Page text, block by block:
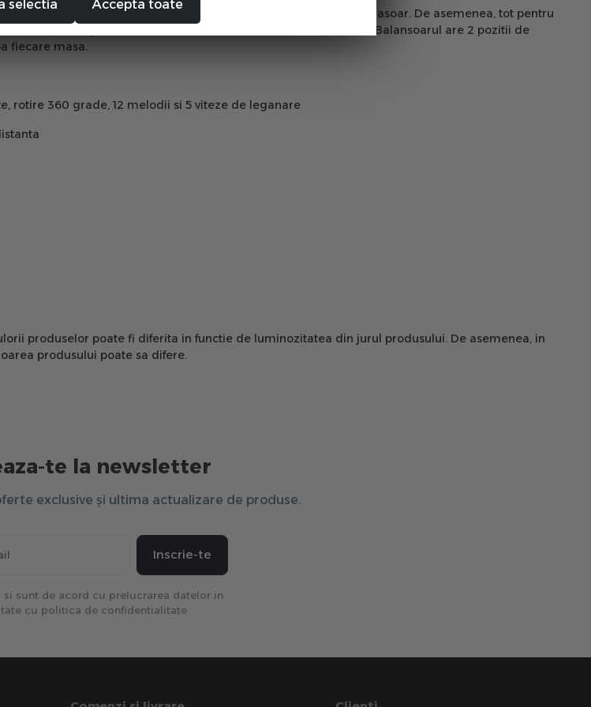
care il vor vraji pe cel mic si il vor linisti in timpul petrecut in balasoar. De asemenea, tot pentru
fi indepartat pentru curatare sau atunci cand cel mic a crescut. Balansoarul are 2 pozitii de
fiecare masa.
rotire 360 grade, 12 melodii si 5 viteze de leganare
produselor poate fi diferita in functie de luminozitatea din jurul produsului. De asemenea, in
produsului poate sa difere.
te la newsletter
exclusive și ultima actualizare de produse.
Inscrie-te
si sunt de acord cu prelucrarea datelor in
cu politica de confidentialitate
selectia Accepta toate